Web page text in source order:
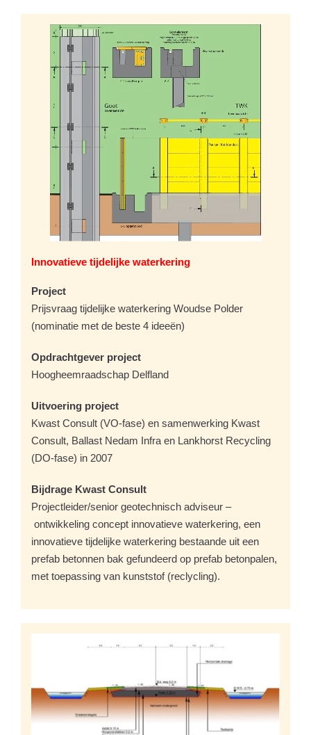
Innovatieve tijdelijke waterkering
Project
Prijsvraag tijdelijke waterkering Woudse Polder
(nominatie met de beste 4 ideeën)
Opdrachtgever project
Hoogheemraadschap Delfland
Uitvoering project
Kwast Consult (VO-fase) en samenwerking Kwast
Consult, Ballast Nedam Infra en Lankhorst Recycling
(DO-fase) in 2007
Bijdrage Kwast Consult
Projectleider/senior geotechnisch adviseur –
ontwikkeling concept innovatieve waterkering, een
innovatieve tijdelijke waterkering bestaande uit een
prefab betonnen bak gefundeerd op prefab betonpalen,
met toepassing van kunststof (reclycling).